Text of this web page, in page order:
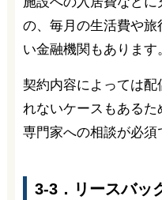
の、毎月の生活費や
い金融機関もあります
契約内容によっては
れないケースもある
専門家への相談が必須
3-3．リースバッ